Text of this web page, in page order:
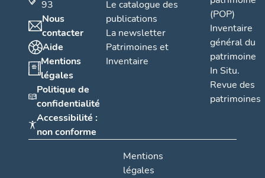
93
Nous
contacter
Aide
Mentions
légales
Politique de
confidentialité
Accessibilité :
non conforme
Le catalogue des
publications
La newsletter
Patrimoines et
Inventaire
(POP)
Inventaire
général du
patrimoine
In Situ.
Revue des
patrimoines
Mentions
légales